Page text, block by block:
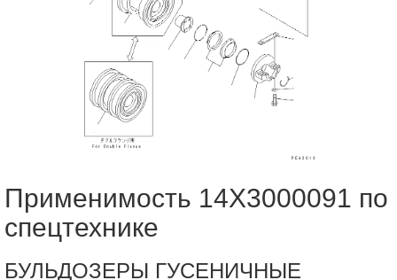
Применимость 14X3000091 по
спецтехнике
БУЛЬДОЗЕРЫ ГУСЕНИЧНЫЕ